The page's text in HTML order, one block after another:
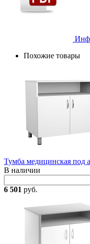
Похожие товары
Тумба медицинская
В наличии
6 501 руб.